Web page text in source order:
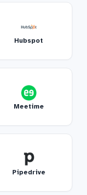
Hubspot
Meetime
Pipedrive